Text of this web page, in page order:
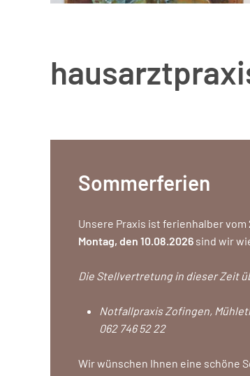
Sommerferien
Unsere Praxis ist ferienhalber vom
Montag, den 10.08.2026 sind wir
Die Stellvertretung in dieser Zeit
Notfallpraxis Zofingen,
062 746 52 22
Wir wünschen Ihnen eine schöne